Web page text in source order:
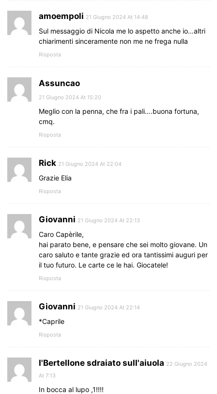
amoempoli 21 Giugno 2024 At 14:48
Sul messaggio di Nicola me lo aspetto anche io…altri
chiarimenti sinceramente non me ne frega nulla
Risposta
Assuncao
21 Giugno 2024 At 15:20
Meglio con la penna, che fra i pali….buona fortuna,
cmq.
Risposta
Rick 21 Giugno 2024 At 22:04
Grazie Elia
Risposta
Giovanni 21 Giugno 2024 At 22:13
Caro Capèrile,
hai parato bene, e pensare che sei molto giovane. Un
caro saluto e tante grazie ed ora tantissimi auguri per
il tuo futuro. Le carte ce le hai. Giocatele!
Risposta
Giovanni 21 Giugno 2024 At 22:14
*Caprile
Risposta
I'Bertellone sdraiato sull'aiuola 22 Giugno 2024
At 7:13
In bocca al lupo ,1!!!!